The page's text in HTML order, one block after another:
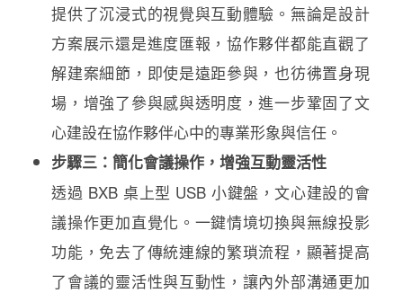
提供了沉浸式的視覺與互動體驗。無論是設計
方案展示還是進度匯報，協作夥伴都能直觀了
解建案細節，即使是遠距參與，也彷彿置身現
場，增強了參與感與透明度，進一步鞏固了文
心建設在協作夥伴心中的專業形象與信任。
步驟三：簡化會議操作，增強互動靈活性
透過 BXB 桌上型 USB 小鍵盤，文心建設的會
議操作更加直覺化。一鍵情境切換與無線投影
功能，免去了傳統連線的繁瑣流程，顯著提高
了會議的靈活性與互動性，讓內外部溝通更加